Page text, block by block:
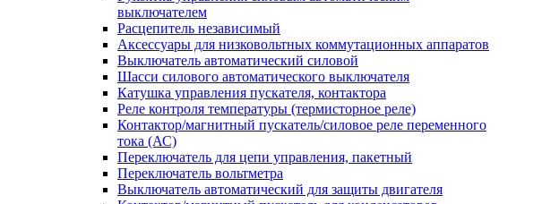
выключателем
Расцепитель независимый
Аксессуары для низковольтных коммутационных аппаратов
Выключатель автоматический силовой
Шасси силового автоматического выключателя
Катушка управления пускателя, контактора
Реле контроля температуры (термисторное реле)
Контактор/магнитный пускатель/силовое реле переменного
тока (АС)
Переключатель для цепи управления, пакетный
Переключатель вольтметра
Выключатель автоматический для защиты двигателя